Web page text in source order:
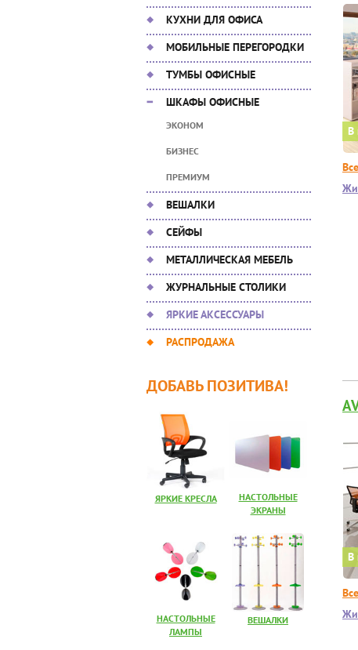
КУХНИ ДЛЯ ОФИСА
МОБИЛЬНЫЕ ПЕРЕГОРОДКИ
ТУМБЫ ОФИСНЫЕ
ШКАФЫ ОФИСНЫЕ
ЭКОНОМ
БИЗНЕС
ПРЕМИУМ
ВЕШАЛКИ
СЕЙФЫ
МЕТАЛЛИЧЕСКАЯ МЕБЕЛЬ
ЖУРНАЛЬНЫЕ СТОЛИКИ
ЯРКИЕ АКСЕССУАРЫ
РАСПРОДАЖА
ДОБАВЬ ПОЗИТИВА!
ЯРКИЕ КРЕСЛА
НАСТОЛЬНЫЕ
ЭКРАНЫ
НАСТОЛЬНЫЕ
ЛАМПЫ
ВЕШАЛКИ
В
В